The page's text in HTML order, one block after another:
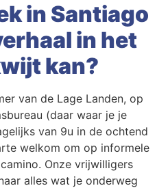
in Santiago
in het
kan?
van de Lage Landen, op
(daar waar je je
van 9u in de ochtend
welkom om op informele
Onze vrijwilligers
alles wat je onderweg